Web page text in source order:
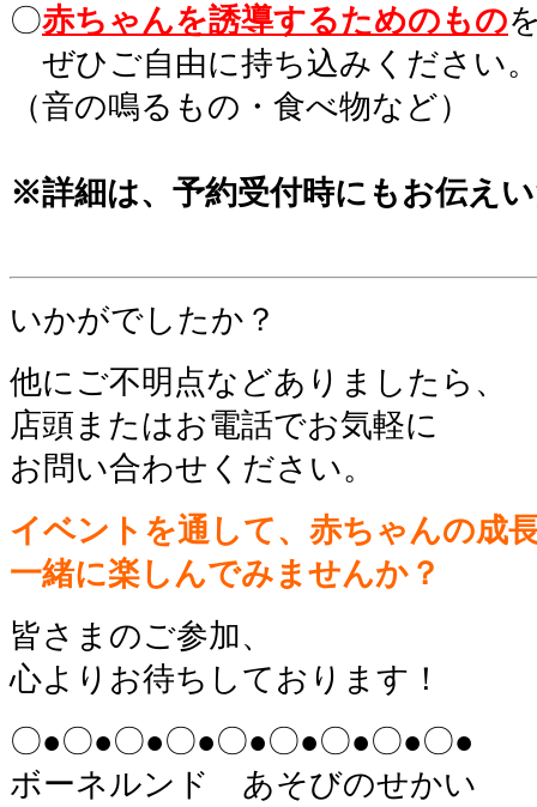
〇赤ちゃんを誘導するためのもの
ぜひご自由に持ち込みください
（音の鳴るもの・食べ物など）
※詳細は、予約受付時にもお伝え
いかがでしたか？
他にご不明点などありましたら、
店頭またはお電話でお気軽に
お問い合わせください。
イベントを通して、赤ちゃんの成
一緒に楽しんでみませんか？
皆さまのご参加、
心よりお待ちしております！
〇●〇●〇●〇●〇●〇●〇●〇●〇●
ボーネルンド あそびのせかい